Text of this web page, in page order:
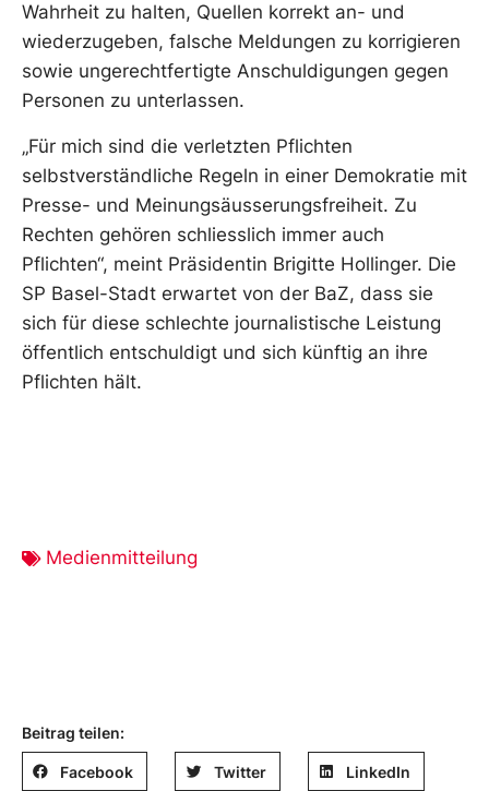
Wahrheit zu halten, Quellen korrekt an- und
wiederzugeben, falsche Meldungen zu korrigieren
sowie ungerechtfertigte Anschuldigungen gegen
Personen zu unterlassen.
„Für mich sind die verletzten Pflichten
selbstverständliche Regeln in einer Demokratie mit
Presse- und Meinungsäusserungsfreiheit. Zu
Rechten gehören schliesslich immer auch
Pflichten“, meint Präsidentin Brigitte Hollinger. Die
SP Basel-Stadt erwartet von der BaZ, dass sie
sich für diese schlechte journalistische Leistung
öffentlich entschuldigt und sich künftig an ihre
Pflichten hält.
Medienmitteilung
Beitrag teilen:
Facebook Twitter LinkedIn